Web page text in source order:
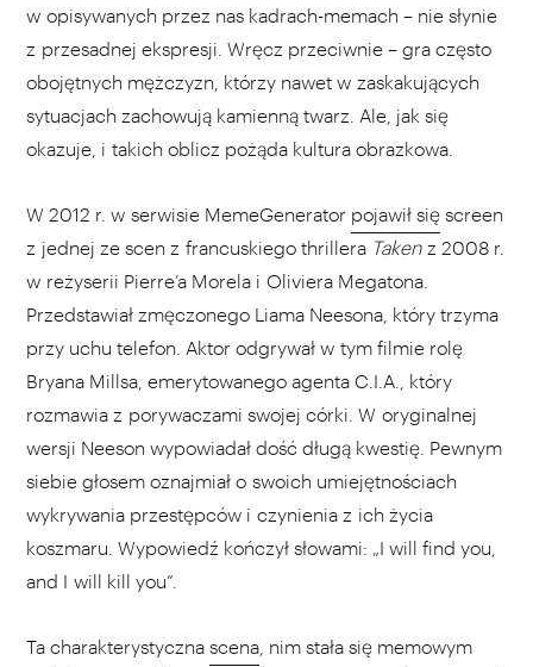
w opisywanych przez nas kadrach-memach – nie słynie
z przesadnej ekspresji. Wręcz przeciwnie – gra często
obojętnych mężczyzn, którzy nawet w zaskakujących
sytuacjach zachowują kamienną twarz. Ale, jak się
okazuje, i takich oblicz pożąda kultura obrazkowa.
W 2012 r. w serwisie MemeGenerator pojawił się screen
z jednej ze scen z francuskiego thrillera Takenz 2008 r.
w reżyserii Pierre’a Morela i Oliviera Megatona.
Przedstawiał zmęczonego Liama Neesona, który trzyma
przy uchu telefon. Aktor odgrywał w tym filmie rolę
Bryana Millsa, emerytowanego agenta C.I.A., który
rozmawia z porywaczami swojej córki. W oryginalnej
wersji Neeson wypowiadał dość długą kwestię. Pewnym
siebie głosem oznajmiał o swoich umiejętnościach
wykrywania przestępców i czynienia z ich życia
koszmaru. Wypowiedź kończył słowami: „I will find you,
and I will kill you”.
Ta charakterystyczna scena , nim stała się memowym